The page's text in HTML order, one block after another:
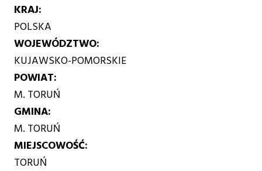
KRAJ
POLSKA
WOJEWÓDZTWO
KUJAWSKO-POMORSKIE
POWIAT
M. TORUŃ
GMINA
M. TORUŃ
MIEJSCOWOŚĆ
TORUŃ